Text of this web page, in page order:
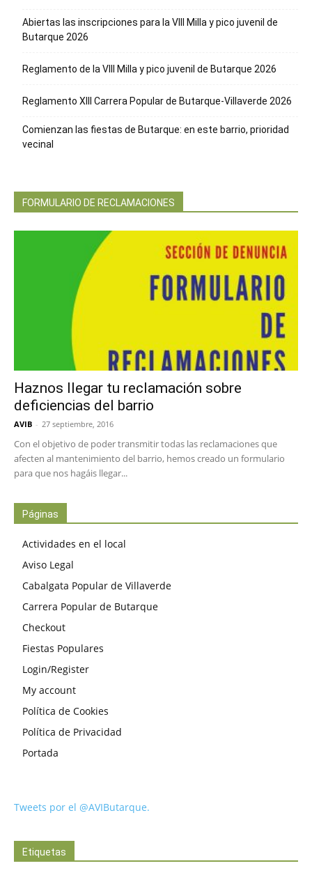
Abiertas las inscripciones para la VIII Milla y pico juvenil de
Butarque 2026
Reglamento de la VIII Milla y pico juvenil de Butarque 2026
Reglamento XIII Carrera Popular de Butarque-Villaverde 2026
Comienzan las fiestas de Butarque: en este barrio, prioridad
vecinal
FORMULARIO DE RECLAMACIONES
Haznos llegar tu reclamación sobre
deficiencias del barrio
AVIB - 27 septiembre, 2016
Con el objetivo de poder transmitir todas las reclamaciones que
afecten al mantenimiento del barrio, hemos creado un formulario
para que nos hagáis llegar...
Páginas
Actividades en el local
Aviso Legal
Cabalgata Popular de Villaverde
Carrera Popular de Butarque
Checkout
Fiestas Populares
Login/Register
My account
Política de Cookies
Política de Privacidad
Portada
Tweets por el @AVIButarque.
Etiquetas